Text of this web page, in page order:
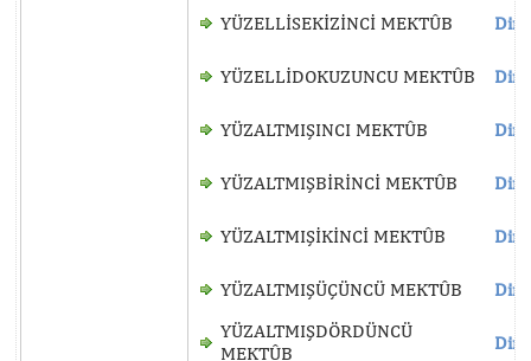
YÜZELLİSEKİZİNCİ MEKTÛB
YÜZELLİDOKUZUNCU MEKTÛB
YÜZALTMIŞINCI MEKTÛB
YÜZALTMIŞBİRİNCİ MEKTÛB
YÜZALTMIŞİKİNCİ MEKTÛB
YÜZALTMIŞÜÇÜNCÜ MEKTÛB
YÜZALTMIŞDÖRDÜNCÜ
MEKTÛB